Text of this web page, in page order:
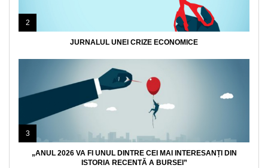
2
JURNALUL UNEI CRIZE ECONOMICE
3
„ANUL 2026 VA FI UNUL DINTRE CEI MAI INTERESANȚI DIN
ISTORIA RECENTĂ A BURSEI”